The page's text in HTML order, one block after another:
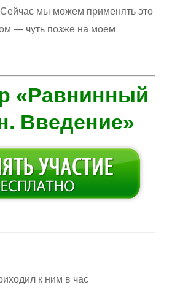
мы можем применять это
— чуть позже на моем
«Равнинный
Введение»
к ним в час